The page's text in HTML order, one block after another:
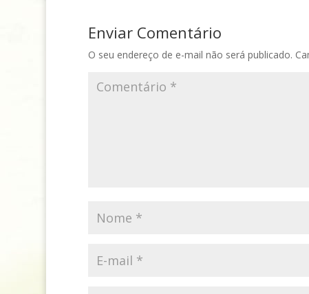
Enviar Comentário
O seu endereço de e-mail não será publicado.